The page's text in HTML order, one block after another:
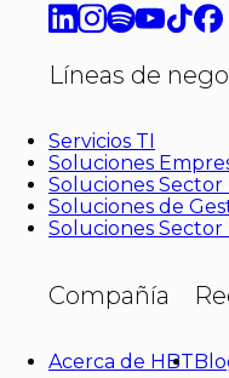
Líneas de
Servicios TI
Soluciones
Soluciones Sector
Soluciones de
Soluciones Sector
Compañía
Acerca de HBT